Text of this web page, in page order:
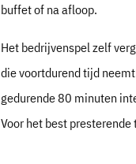
buffet of na afloop.
Het bedrijvenspel zelf
die voortdurend tijd
gedurende 80 minuten
Voor het best